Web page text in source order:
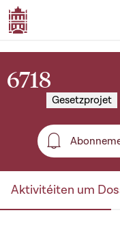
6718
Gesetzprojet
Aktivitéiten um